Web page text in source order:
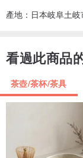
產地：日本岐阜土岐
看過此商品
茶壺/茶杯/茶具